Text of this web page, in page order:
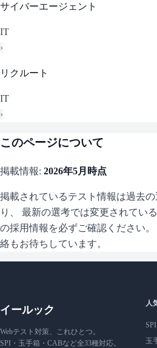
サイバーエージェント
IT
›
リクルート
IT
›
このページについて
掲載情報: 2026年5月 時点
掲載されているテスト情報は過去
り、 最新の選考では変更されてい
の採用情報を必ずご確認ください
絡もお待ちしています。
イールック
Webテスト対策、これひとつ。
SPI・玉手箱・CABなど全33種対応。
人
SPI
玉